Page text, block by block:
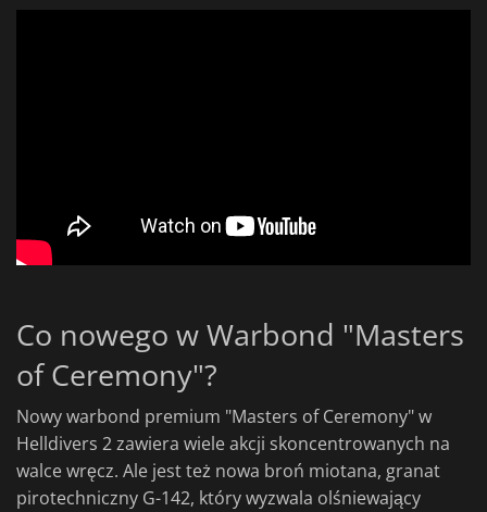
Co nowego w Warbond "Masters
of Ceremony"?
Nowy warbond premium "Masters of Ceremony" w
Helldivers 2 zawiera wiele akcji skoncentrowanych na
walce wręcz. Ale jest też nowa broń miotana, granat
pirotechniczny G-142, który wyzwala olśniewający